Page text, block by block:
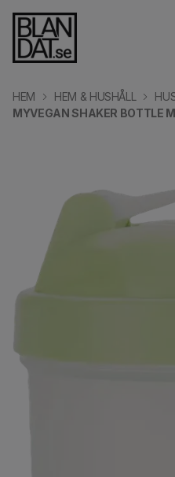
HEM HEM & HUSHÅLL
MYVEGAN SHAKER BOTTLE